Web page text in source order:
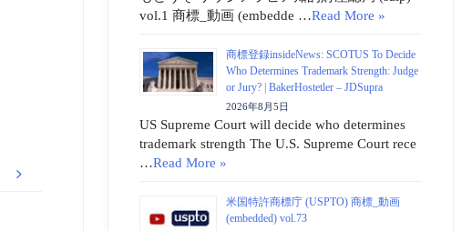
vol.1 商標_動画 (embedde …Read More »
商標登録insideNews: SCOTUS To Decide
Who Determines Trademark Strength: Judge
or Jury? | BakerHostetler – JDSupra
2026年8月5日
US Supreme Court will decide who determines
trademark strength The U.S. Supreme Court rece
…Read More »
米国特許商標庁 (USPTO) 商標_動画
(embedded) vol.73